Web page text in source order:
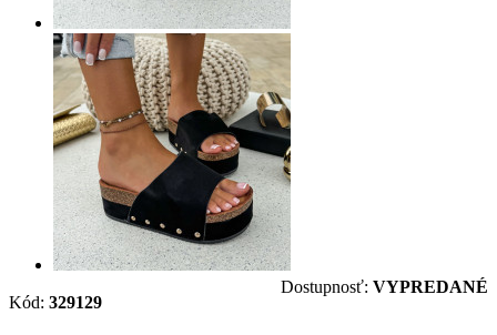
Kód: 329129
Dostupnosť: VYPREDANÉ